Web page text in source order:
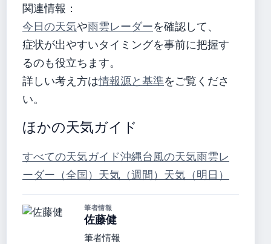
関連情報：
今日の天気や雨雲レーダーを確認して、
症状が出やすいタイミングを事前に把握す
るのも役立ちます。
詳しい考え方は情報源と基準をご覧くださ
い。
ほかの天気ガイド
すべての天気ガイド沖縄台風の天気雨雲レ
ーダー（全国） 天気（週間） 天気（明日）
筆者情報
佐藤健
筆者情報